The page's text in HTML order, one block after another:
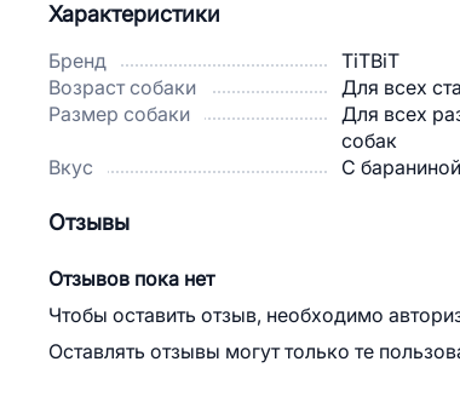
Характеристики
Бренд
TiTBiT
Возраст собаки
Для всех
Размер собаки
Для всех
собак
Вкус
С бараниной
Отзывы
Отзывов пока нет
Чтобы оставить отзыв, необходимо
Оставлять отзывы могут только те